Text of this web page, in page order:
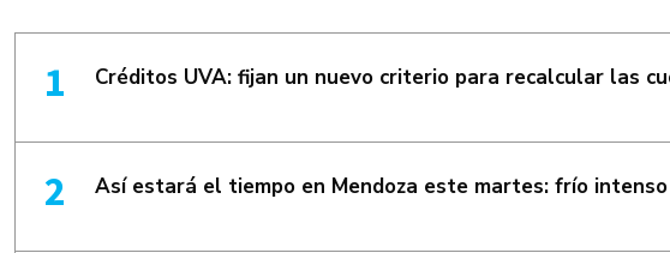
Créditos UVA: fijan un nuevo criterio para recalcular las
Así estará el tiempo en Mendoza este martes: frío